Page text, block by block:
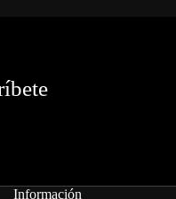
Información